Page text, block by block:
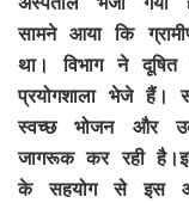
सामने आया कि
था। विभाग ने
प्रयोगशाला भेजे हैं।
स्वच्छ भोजन और
जागरूक कर रही
के सहयोग से इस